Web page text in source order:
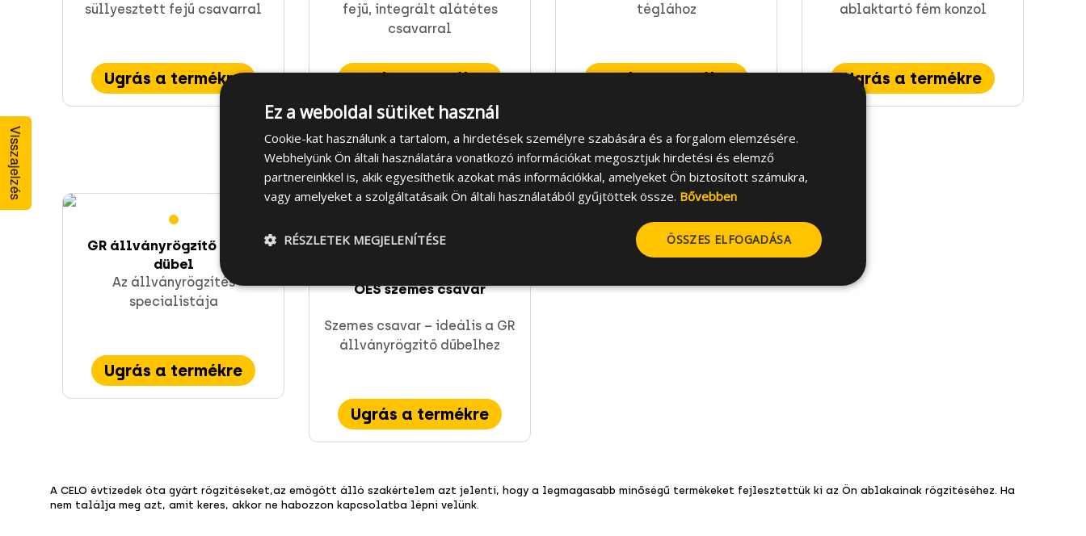
Szerelési anyagok és profil sínek
süllyesztett fejű csavarral
Ugrás a termékre
fejű, integrált alátétes
csavarral
Ugrás a termékre
téglához
Ugrás a termékre
ablaktartó fém konzol
Ugrás a termékre
GR állványrögzítő nylon
dübel
Az állványrögzítés
specialistája
Ugrás a termékre
OES szemes csavar
Szemes csavar – ideális a GR
állványrögzítő dűbelhez
Ugrás a termékre
A CELO évtizedek óta gyárt rögzítéseket,az emögött álló szakértelem azt jelenti, hogy a legmagasabb minőségű termékeket fejlesztettük ki az Ön ablakainak rögzítéséhez. Ha
nem találja meg azt, amit keres, akkor ne habozzon kapcsolatba lépni velünk.
Visszajelzés
Ez a weboldal sütiket használ
Cookie-kat használunk a tartalom, a hirdetések személyre szabására és a forgalom elemzésére.
Webhelyünk Ön általi használatára vonatkozó információkat megosztjuk hirdetési és elemző
partnereinkkel is, akik egyesíthetik azokat más információkkal, amelyeket Ön biztosított számukra,
vagy amelyeket a szolgáltatásaik Ön általi használatából gyűjtöttek össze. Bővebben
ÖSSZES ELFOGADÁSA
RÉSZLETEK MEGJELENÍTÉSE